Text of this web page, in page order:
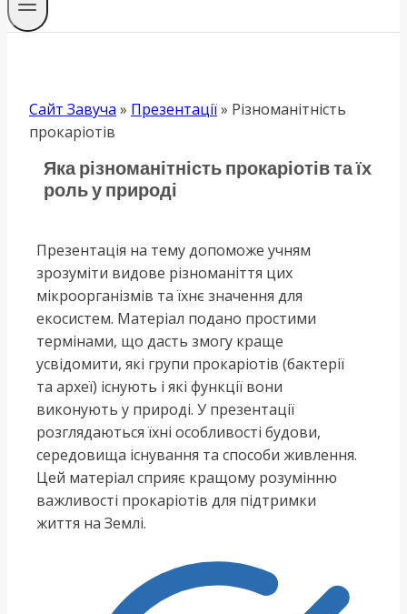
Сайт Завуча » Презентації» Різноманітність
прокаріотів
Яка різноманітність прокаріотів та їх
роль у природі
Презентація на тему допоможе учням
зрозуміти видове різноманіття цих
мікроорганізмів та їхнє значення для
екосистем. Матеріал подано простими
термінами, що дасть змогу краще
усвідомити, які групи прокаріотів (бактерії
та археї) існують і які функції вони
виконують у природі. У презентації
розглядаються їхні особливості будови,
середовища існування та способи живлення.
Цей матеріал сприяє кращому розумінню
важливості прокаріотів для підтримки
життя на Землі.